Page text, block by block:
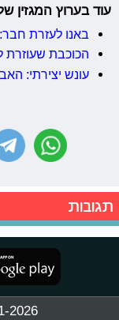
עוד בערוץ המגזין
באנו לעזרת
הכוכבת שעוזרת
עונש יצירתי:
תגובות
2011-2026 ©